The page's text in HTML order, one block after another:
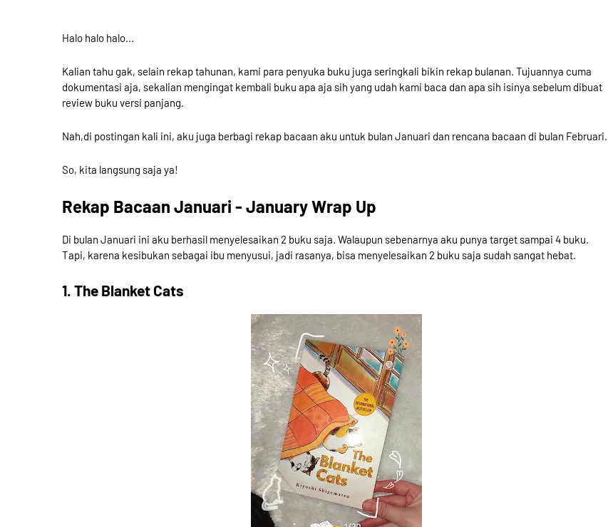
Halo halo halo...
Kalian tahu gak, selain rekap tahunan, kami para penyuka buku juga seringkali bikin rekap bulanan. Tujuannya cuma
dokumentasi aja, sekalian mengingat kembali buku apa aja sih yang udah kami baca dan apa sih isinya sebelum dibuat
review buku versi panjang.
Nah,di postingan kali ini, aku juga berbagi rekap bacaan aku untuk bulan Januari dan rencana bacaan di bulan Februari.
So, kita langsung saja ya!
Rekap Bacaan Januari - January Wrap Up
Di bulan Januari ini aku berhasil menyelesaikan 2 buku saja. Walaupun sebenarnya aku punya target sampai 4 buku.
Tapi, karena kesibukan sebagai ibu menyusui, jadi rasanya, bisa menyelesaikan 2 buku saja sudah sangat hebat.
1. The Blanket Cats